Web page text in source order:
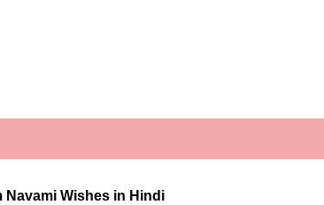
Navami Wishes in Hindi